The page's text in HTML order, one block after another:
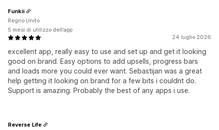
24 luglio 2026
excellent app, really easy to use and set up and get it looking
good on brand. Easy options to add upsells, progress bars
and loads more you could ever want. Sebastijan was a great
help getting it looking on brand for a few bits i couldnt do.
Support is amazing. Probably the best of any apps i use.
Funkii
Regno Unito
5 mesi di utilizzo dell’app
Reverse Life